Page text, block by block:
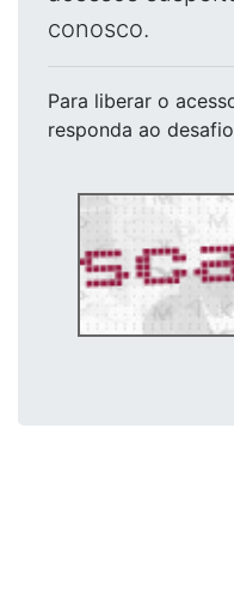
conosco.
Para liberar o
responda ao